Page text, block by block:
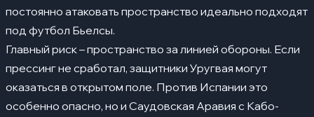
постоянно атаковать пространство идеально подходят
под футбол Бьелсы.
Главный риск – пространство за линией обороны. Если
прессинг не сработал, защитники Уругвая могут
оказаться в открытом поле. Против Испании это
особенно опасно, но и Саудовская Аравия с Кабо-